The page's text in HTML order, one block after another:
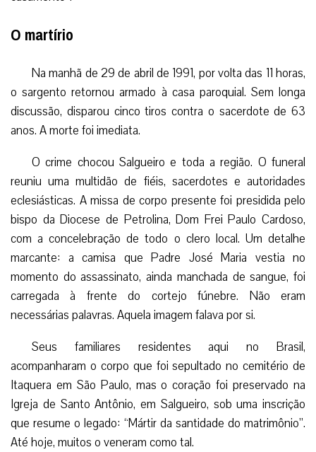
O martírio
Na manhã de 29 de abril de 1991, por volta das 11 horas,
o sargento retornou armado à casa paroquial. Sem longa
discussão, disparou cinco tiros contra o sacerdote de 63
anos. A morte foi imediata.
O crime chocou Salgueiro e toda a região. O funeral
reuniu uma multidão de fiéis, sacerdotes e autoridades
eclesiásticas. A missa de corpo presente foi presidida pelo
bispo da Diocese de Petrolina, Dom Frei Paulo Cardoso,
com a concelebração de todo o clero local. Um detalhe
marcante: a camisa que Padre José Maria vestia no
momento do assassinato, ainda manchada de sangue, foi
carregada à frente do cortejo fúnebre. Não eram
necessárias palavras. Aquela imagem falava por si.
Seus familiares residentes aqui no Brasil,
acompanharam o corpo que foi sepultado no cemitério de
Itaquera em São Paulo, mas o coração foi preservado na
Igreja de Santo Antônio, em Salgueiro, sob uma inscrição
que resume o legado: “Mártir da santidade do matrimônio”.
Até hoje, muitos o veneram como tal.